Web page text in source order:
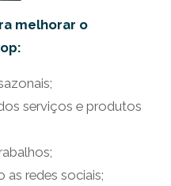
melhorar o
serviços e produtos
as redes sociais;